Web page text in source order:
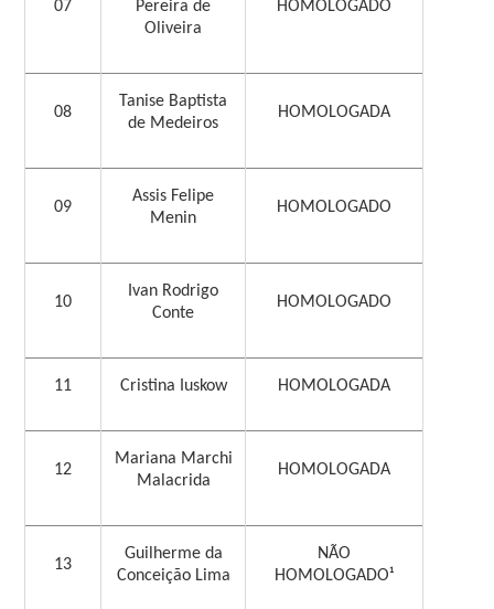
07
Pereira de
Oliveira
HOMOLOGADO
08
Tanise Baptista
de Medeiros
HOMOLOGADA
09
Assis Felipe
Menin
HOMOLOGADO
10
Ivan Rodrigo
Conte
HOMOLOGADO
11 Cristina Iuskow HOMOLOGADA
12
Mariana Marchi
Malacrida
HOMOLOGADA
13
Guilherme da
Conceição Lima
NÃO
HOMOLOGADO¹